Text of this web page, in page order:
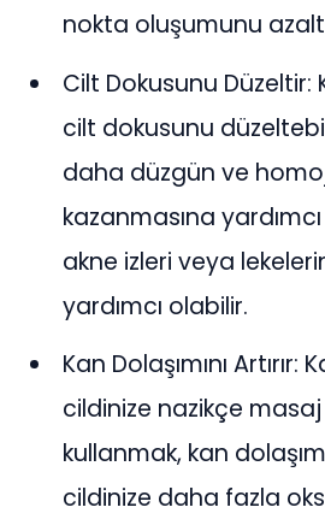
nokta oluşumunu
Cilt Dokusunu Düzeltir:
cilt dokusunu
daha düzgün ve
kazanmasına
akne izleri veya
yardımcı olabilir.
Kan Dolaşımını
cildinize nazikçe
kullanmak, kan
cildinize daha fazla